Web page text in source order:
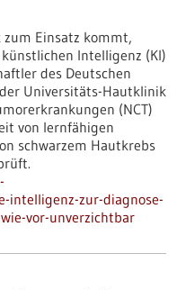
Einsatz kommt,
Intelligenz (KI)
des Deutschen
Universitäts-Hautklinik
(NCT)
von lernfähigen
schwarzem Hautkrebs
zur-diagnose-
vor-unverzichtbar